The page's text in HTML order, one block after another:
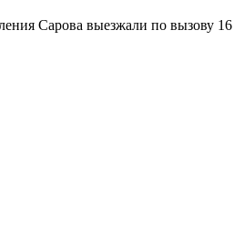
Сарова выезжали по вызову